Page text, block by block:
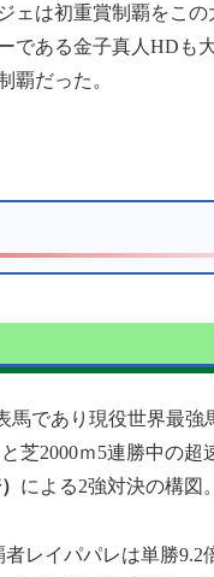
ェは初重賞制覇をこの
である金子真人HDも
覇だった。
馬であり現役世界最強
と芝2000ｍ5連勝中の超
による2強対決の構図。
レイパパレは単勝9.2